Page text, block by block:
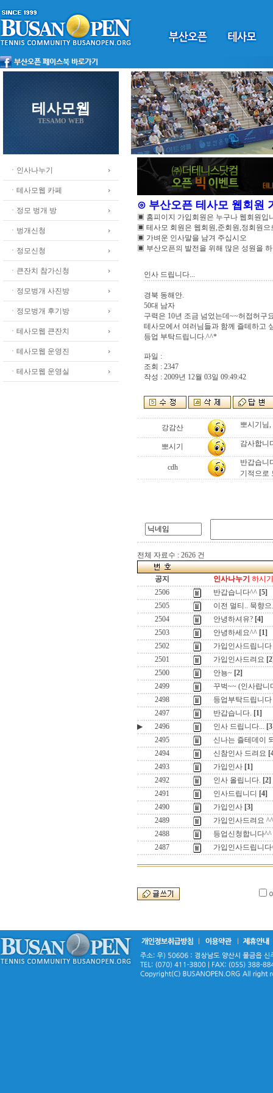
테사모웹
TESAMO WEB
ㆍ인사나누기
ㆍ테사모웹 카페
ㆍ정모 벙개 방
ㆍ벙개신청
ㆍ정모신청
ㆍ큰잔치 참가신청
ㆍ정모벙개 사진방
ㆍ정모벙개 후기방
ㆍ테사모웹 큰잔치
ㆍ테사모웹 운영진
ㆍ테사모웹 운영실
⊙ 부산오픈 테사모 웹회원
▣ 홈피이지 가입회원은 누구나 웹회원입
▣ 테사모 회원은 웹회원,준회원,정회원으
▣ 가벼운 인사말을 남겨 주십시오
▣ 부산오픈의 발전을 위해 많은 성원을
인사 드립니다...
경북 동해안.
50대 남자
구력은 10년 조금 넘었는데~~허접허구
테사모에서 여러님들과 함께 즐테하고
등업 부탁드립니다.^^*
파일 :
조회 : 2347
작성 : 2009년 12월 03일 09:49:42
강감산 뽀시기님
뽀시기 감사합니
cdh
반갑습니
기적으로
전체 자료수 : 2626 건
공지 인사나누기 하시
2506
반갑습니다^^ [5]
2505
이전 멀티.. 묵향
2504
안녕하셔유? [4]
2503
안녕하세요^^ [1]
2502
가입인사드립니다
2501
가입인사드려요
2500
안뇽~ [2]
2499
꾸벅~~ (인사랍니
2498
등업부탁드립니다
2497
반갑습니다. [1]
▶
2496 인사 드립니다...
2495
신나는 즐테데이
2494
신참인사 드려요
2493
가입인사 [1]
2492
인사 올립니다. [2]
2491
인사드립니디
[4]
2490
가입인사 [3]
2489
가입인사드려요 ^^
2488
등업신청합니다^^
2487
가입인사드립니